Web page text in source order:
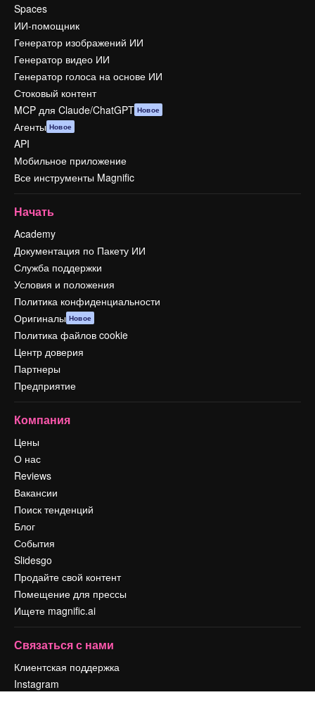
Spaces
ИИ-помощник
Генератор изображений ИИ
Генератор видео ИИ
Генератор голоса на основе ИИ
Стоковый контент
MCP для Claude/ChatGPT Новое
Агенты Новое
API
Мобильное приложение
Все инструменты Magnific
Начать
Academy
Документация по Пакету ИИ
Служба поддержки
Условия и положения
Политика конфиденциальности
Оригиналы Новое
Политика файлов cookie
Центр доверия
Партнеры
Предприятие
Компания
Цены
О нас
Reviews
Вакансии
Поиск тенденций
Блог
События
Slidesgo
Продайте свой контент
Помещение для прессы
Ищете magnific.ai
Связаться с нами
Клиентская поддержка
Instagram